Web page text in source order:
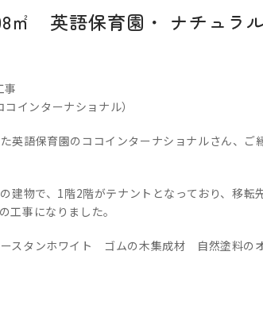
㎡ 英語保育園・ ナチュラ
事
インターナショナル）
英語保育園のココインターナショナルさん、
建物で、1階2階がテナントとなっており、移
工事になりました。
ースタンホワイト ゴムの木集成材 自然塗料の